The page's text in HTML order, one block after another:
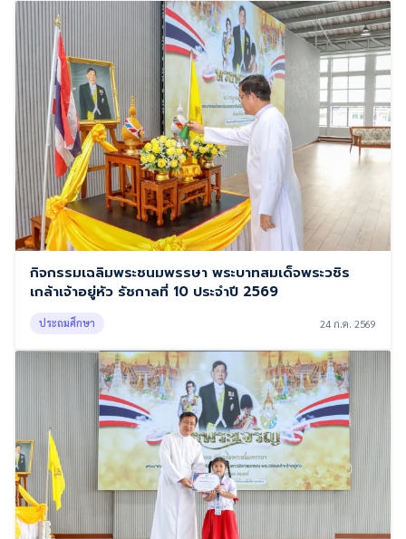
กิจกรรมเฉลิมพระชนมพรรษา พระบาทสมเด็จพระวชิร
เกล้าเจ้าอยู่หัว รัชกาลที่ 10 ประจำปี 2569
ประถมศึกษา 24 ก.ค. 2569